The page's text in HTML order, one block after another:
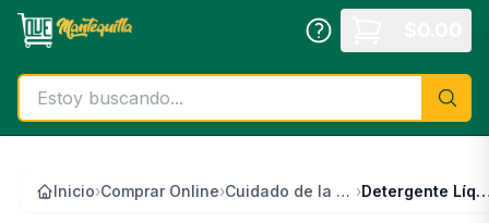
Saltar al contenido principal
Inicio›Comprar Online› Cuidado de la Ropa › Detergente Líquido Aroma